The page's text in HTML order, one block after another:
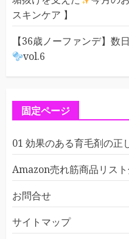
スキンケア 】
【36歳ノーファンデ】数
vol.6
固定ページ
01 効果のある育毛剤の正
Amazon売れ筋商品リス
お問合せ
サイトマップ